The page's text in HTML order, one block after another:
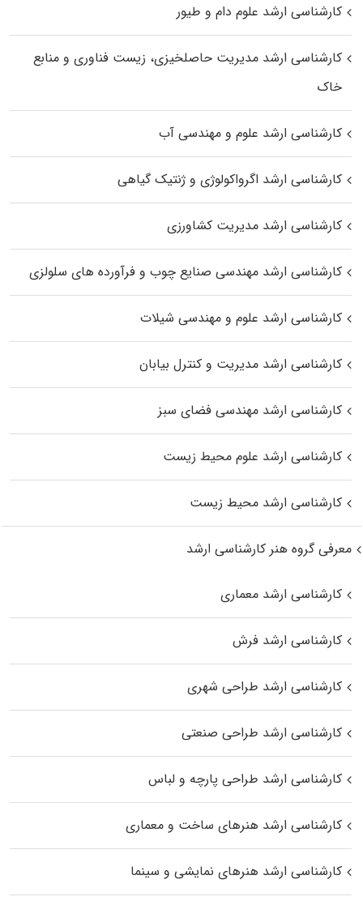
کارشناسی ارشد علوم دام و طیور
کارشناسی ارشد مدیریت حاصلخیزی، زیست فناوری و منابع
خاک
کارشناسی ارشد علوم و مهندسی آب
کارشناسی ارشد اگرواکولوژی و ژنتیک گیاهی
کارشناسی ارشد مدیریت کشاورزی
کارشناسی ارشد مهندسی صنایع چوب و فرآورده‌ های سلولزی
کارشناسی ارشد علوم و مهندسی شیلات
کارشناسی ارشد مدیریت و کنترل بیابان
کارشناسی ارشد مهندسی فضای سبز
کارشناسی ارشد علوم محیط‌ زیست
کارشناسی ارشد محیط زیست
معرفی گروه هنر کارشناسی ارشد
کارشناسی ارشد معماری
کارشناسی ارشد فرش
کارشناسی ارشد طراحی شهری
کارشناسی ارشد طراحی صنعتی
کارشناسی ارشد طراحی پارچه و لباس
کارشناسی ارشد هنرهای ساخت و معماری
کارشناسی ارشد هنرهای نمایشی و سینما